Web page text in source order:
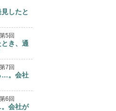
したと
5回
き、通
7回
…。会社
6回
会社が